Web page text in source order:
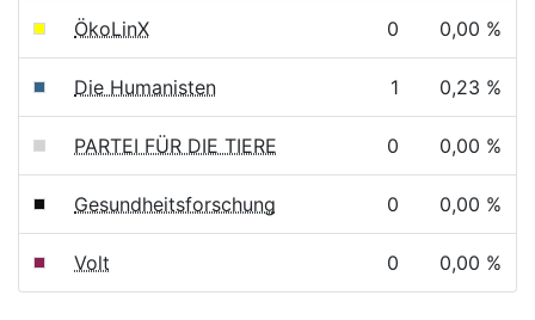
ÖkoLinX 0 0,00 %
Die Humanisten 1 0,23 %
PARTEI FÜR DIE TIERE 0 0,00 %
Gesundheitsforschung 0 0,00 %
Volt 0 0,00 %